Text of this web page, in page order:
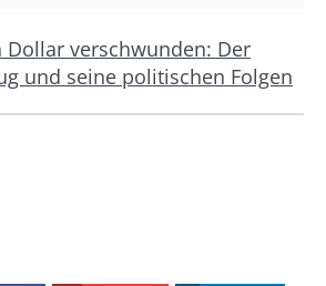
verschwunden: Der
und seine politischen Folgen